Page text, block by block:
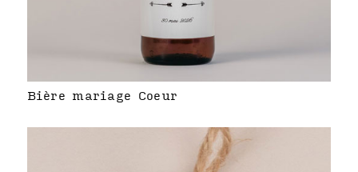
Bière mariage Coeur